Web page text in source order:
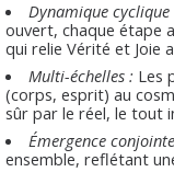
Dynamique cyclique
ouvert, chaque étape
qui relie Vérité et Joie
Multi-échelles : Les
(corps, esprit) au
sûr par le réel, le tout
Émergence
ensemble, reflétant